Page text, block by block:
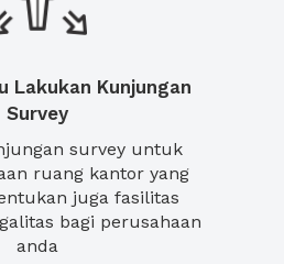
Lakukan Kunjungan
Survey
survey untuk
ruang kantor yang
juga fasilitas
bagi perusahaan
anda